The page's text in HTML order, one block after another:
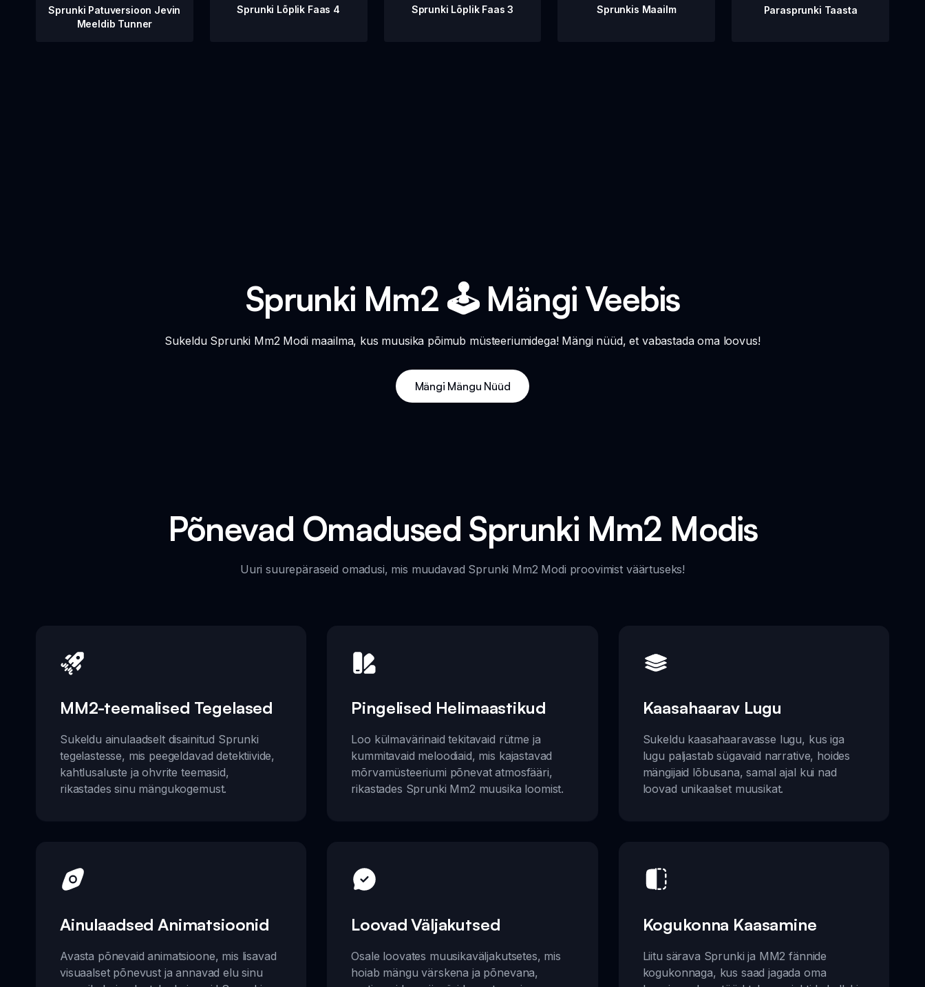
Sprunki Patuversioon Jevin
Meeldib Tunner
Sprunki Lõplik Faas 4 Sprunki Lõplik Faas 3 Sprunkis Maailm Parasprunki Taasta
Sprunki Mm2 🕹️ Mängi Veebis
Sukeldu Sprunki Mm2 Modi maailma, kus muusika põimub müsteeriumidega! Mängi nüüd, et vabastada oma loovus!
Mängi Mängu Nüüd
Põnevad Omadused Sprunki Mm2 Modis
Uuri suurepäraseid omadusi, mis muudavad Sprunki Mm2 Modi proovimist väärtuseks!
MM2-teemalised Tegelased
Sukeldu ainulaadselt disainitud Sprunki
tegelastesse, mis peegeldavad detektiivide,
kahtlusaluste ja ohvrite teemasid,
rikastades sinu mängukogemust.
Pingelised Helimaastikud
Loo külmavärinaid tekitavaid rütme ja
kummitavaid meloodiaid, mis kajastavad
mõrvamüsteeriumi põnevat atmosfääri,
rikastades Sprunki Mm2 muusika loomist.
Kaasahaarav Lugu
Sukeldu kaasahaaravasse lugu, kus iga
lugu paljastab sügavaid narrative, hoides
mängijaid lõbusana, samal ajal kui nad
loovad unikaalset muusikat.
Ainulaadsed Animatsioonid
Avasta põnevaid animatsioone, mis lisavad
visuaalset põnevust ja annavad elu sinu
Loovad Väljakutsed
Osale loovates muusikaväljakutsetes, mis
hoiab mängu värskena ja põnevana,
Kogukonna Kaasamine
Liitu särava Sprunki ja MM2 fännide
kogukonnaga, kus saad jagada oma